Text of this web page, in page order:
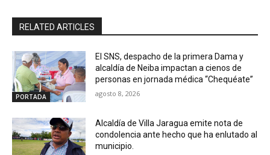
RELATED ARTICLES
PORTADA
El SNS, despacho de la primera Dama y
alcaldía de Neiba impactan a cienos de
personas en jornada médica “Chequéate”
agosto 8, 2026
Alcaldía de Villa Jaragua emite nota de
condolencia ante hecho que ha enlutado al
municipio.